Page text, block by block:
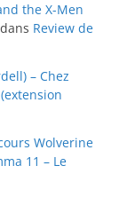
the X-Men
dans Review de
– Chez
Wolverine
11 – Le